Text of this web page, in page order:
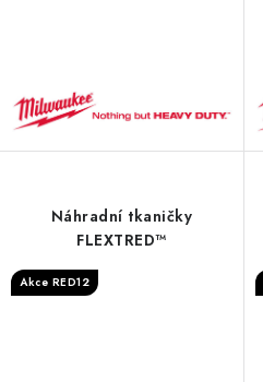
Náhradní tkaničky
FLEXTRED™
Akce RED12